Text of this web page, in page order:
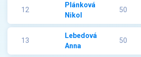
12
Plánková
Nikol
50
13
Lebedová
Anna
50